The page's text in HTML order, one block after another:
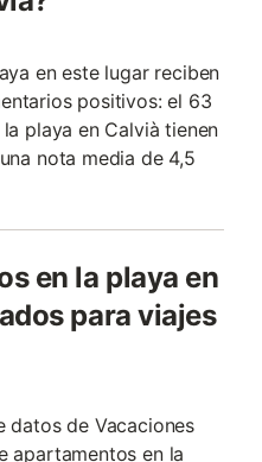
en este lugar reciben
positivos: el 63
playa en Calvià tienen
nota media de 4,5
en la playa en
para viajes
datos de Vacaciones
apartamentos en la